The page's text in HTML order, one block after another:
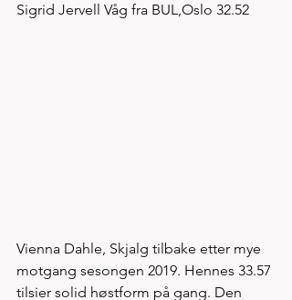
Sigrid Jervell Våg fra BUL,Oslo 32.52
Vienna Dahle, Skjalg tilbake etter mye
motgang sesongen 2019. Hennes 33.57
tilsier solid høstform på gang. Den